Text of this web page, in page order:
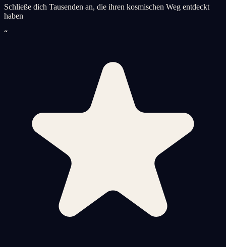
Schließe dich Tausenden an, die ihren kosmischen Weg entdeckt
haben
“